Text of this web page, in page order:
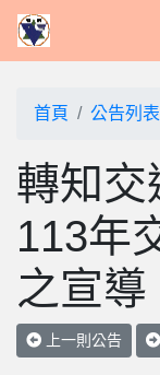
首頁 公告列表
轉知交
113年
之宣導
上一則公告